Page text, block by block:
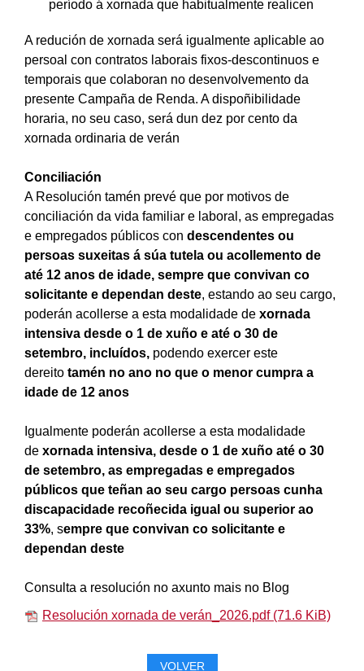
período á xornada que habitualmente realicen
A redución de xornada será igualmente aplicable ao
persoal con contratos laborais fixos-descontinuos e
temporais que colaboran no desenvolvemento da
presente Campaña de Renda. A dispoñibilidade
horaria, no seu caso, será dun dez por cento da
xornada ordinaria de verán
Conciliación
A Resolución tamén prevé que por motivos de
conciliación da vida familiar e laboral, as empregadas
e empregados públicos con descendentes ou
persoas suxeitas á súa tutela ou acollemento de
até 12 anos de idade, sempre que convivan co
solicitante e dependan deste, estando ao seu cargo,
poderán acollerse a esta modalidade de xornada
intensiva desde o 1 de xuño e até o 30 de
setembro, incluídos, podendo exercer este
dereito tamén no ano no que o menor cumpra a
idade de 12 anos
Igualmente poderán acollerse a esta modalidade
de xornada intensiva, desde o 1 de xuño até o 30
de setembro, as empregadas e empregados
públicos que teñan ao seu cargo persoas cunha
discapacidade recoñecida igual ou superior ao
33%, sempre que convivan co solicitante e
dependan deste
Consulta a resolución no axunto mais no Blog
Resolución xornada de verán_2026.pdf (71.6 KiB)
VOLVER